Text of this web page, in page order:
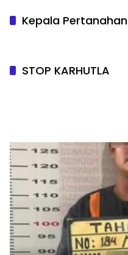
Kepala
STOP KARHUTLA